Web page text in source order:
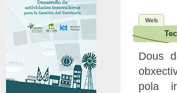
Web
Dous
pola